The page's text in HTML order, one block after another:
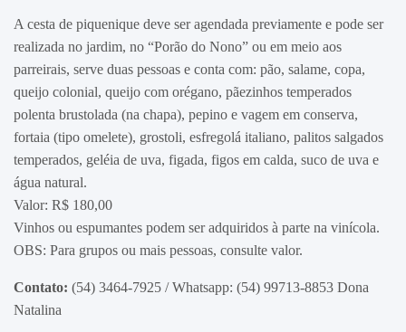
A cesta de piquenique deve ser agendada previamente e pode ser
realizada no jardim, no “Porão do Nono” ou em meio aos
parreirais, serve duas pessoas e conta com: pão, salame, copa,
queijo colonial, queijo com orégano, pãezinhos temperados
polenta brustolada (na chapa), pepino e vagem em conserva,
fortaia (tipo omelete), grostoli, esfregolá italiano, palitos salgados
temperados, geléia de uva, figada, figos em calda, suco de uva e
água natural.
Valor: R$ 180,00
Vinhos ou espumantes podem ser adquiridos à parte na vinícola.
OBS: Para grupos ou mais pessoas, consulte valor.
Contato: (54) 3464-7925 / Whatsapp: (54) 99713-8853 Dona
Natalina